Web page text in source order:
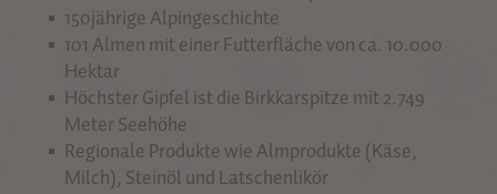
150jährige Alpingeschichte
101 Almen mit einer Futterfläche von ca. 10.000
Hektar
Höchster Gipfel ist die Birkkarspitze mit 2.749
Meter Seehöhe
Regionale Produkte wie Almprodukte (Käse,
Milch), Steinöl und Latschenlikör